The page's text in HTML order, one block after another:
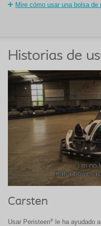
Mire cómo usar una bolsa de
Historias de
Carsten
Usar Peristeen®
le ha ayudado